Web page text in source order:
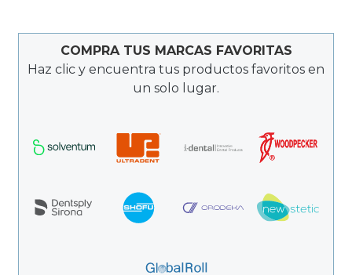
COMPRA TUS MARCAS FAVORITAS
Haz clic y encuentra tus productos favoritos en
un solo lugar.